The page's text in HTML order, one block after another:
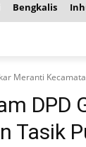
Bengkalis
Meranti
DPD
Tasik